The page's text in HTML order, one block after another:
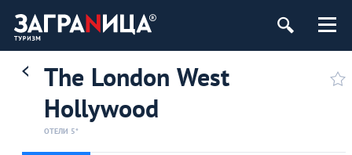
The London West
Hollywood
ОТЕЛИ 5*